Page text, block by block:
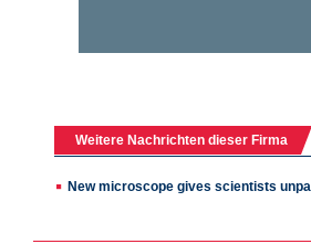
Weitere Nachrichten dieser Firma
New microscope gives scientists